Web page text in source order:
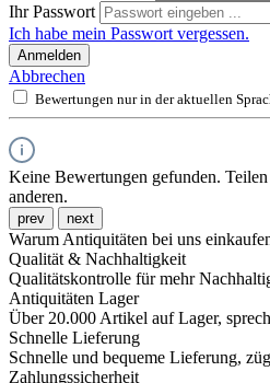
Ihr Passwort
Ich habe mein Passwort vergessen.
Anmelden
Abbrechen
Bewertungen nur in der aktuellen
Keine Bewertungen gefunden.
anderen.
prev next
Warum Antiquitäten bei uns
Qualität & Nachhaltigkeit
Qualitätskontrolle für mehr
Antiquitäten Lager
Über 20.000 Artikel auf Lager,
Schnelle Lieferung
Schnelle und bequeme Lieferung,
Zahlungssicherheit